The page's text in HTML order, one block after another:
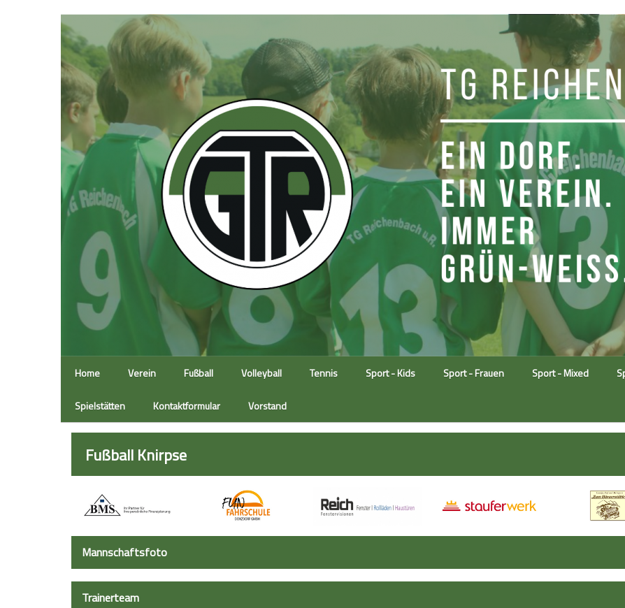
Home Verein Fußball Volleyball Tennis Sport - Kids Sport - Frauen Sport - Mixed
Spielstätten Kontaktformular Vorstand
Fußball Knirpse
Mannschaftsfoto
Trainerteam